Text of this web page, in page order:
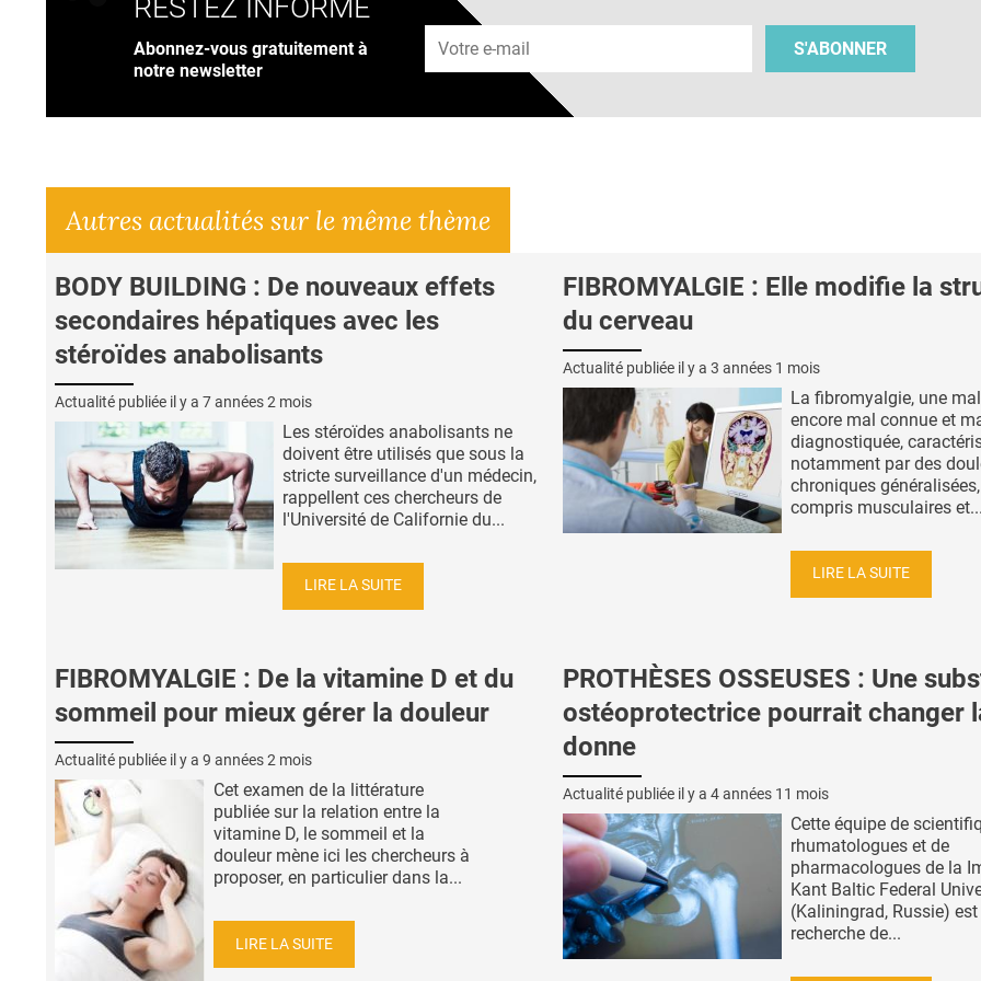
RESTEZ INFORMÉ
Abonnez-vous gratuitement à
notre newsletter
Adresse e-mail
S'ABONNER
Autres actualités sur le même thème
BODY BUILDING : De nouveaux effets
secondaires hépatiques avec les
stéroïdes anabolisants
Actualité publiée il y a 7 années 2 mois
Les stéroïdes anabolisants ne
doivent être utilisés que sous la
stricte surveillance d'un médecin,
rappellent ces chercheurs de
l'Université de Californie du...
LIRE LA SUITE
FIBROMYALGIE : Elle modifie la
du cerveau
Actualité publiée il y a 3 années 1 mois
La fibromyalgie, une
encore mal connue et
diagnostiquée,
notamment par des
chroniques
compris musculaires et...
LIRE LA SUITE
FIBROMYALGIE : De la vitamine D et du
sommeil pour mieux gérer la douleur
Actualité publiée il y a 9 années 2 mois
Cet examen de la littérature
publiée sur la relation entre la
vitamine D, le sommeil et la
douleur mène ici les chercheurs à
proposer, en particulier dans la...
LIRE LA SUITE
PROTHÈSES OSSEUSES : Une
ostéoprotectrice pourrait changer
donne
Actualité publiée il y a 4 années 11 mois
Cette équipe de
rhumatologues et de
pharmacologues de la
Kant Baltic Federal
(Kaliningrad, Russie)
recherche de...